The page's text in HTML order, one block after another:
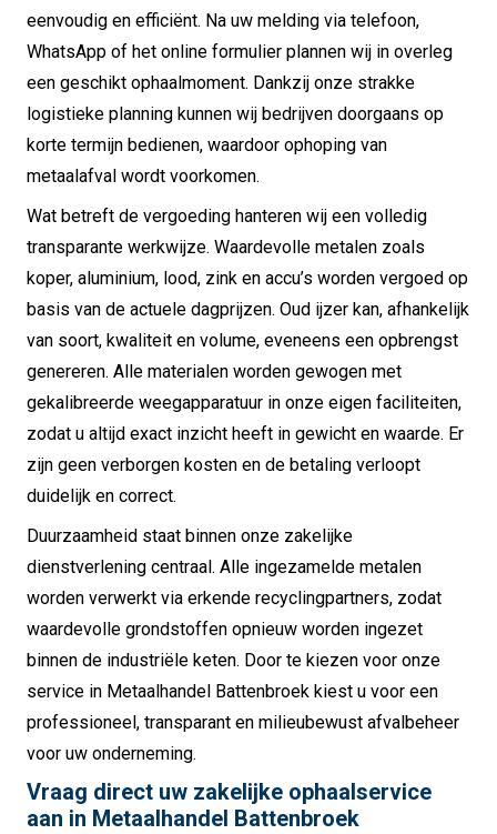
eenvoudig en efficiënt. Na uw melding via telefoon,
WhatsApp of het online formulier plannen wij in overleg
een geschikt ophaalmoment. Dankzij onze strakke
logistieke planning kunnen wij bedrijven doorgaans op
korte termijn bedienen, waardoor ophoping van
metaalafval wordt voorkomen.
Wat betreft de vergoeding hanteren wij een volledig
transparante werkwijze. Waardevolle metalen zoals
koper, aluminium, lood, zink en accu’s worden vergoed op
basis van de actuele dagprijzen. Oud ijzer kan, afhankelijk
van soort, kwaliteit en volume, eveneens een opbrengst
genereren. Alle materialen worden gewogen met
gekalibreerde weegapparatuur in onze eigen faciliteiten,
zodat u altijd exact inzicht heeft in gewicht en waarde. Er
zijn geen verborgen kosten en de betaling verloopt
duidelijk en correct.
Duurzaamheid staat binnen onze zakelijke
dienstverlening centraal. Alle ingezamelde metalen
worden verwerkt via erkende recyclingpartners, zodat
waardevolle grondstoffen opnieuw worden ingezet
binnen de industriële keten. Door te kiezen voor onze
service in Metaalhandel Battenbroek kiest u voor een
professioneel, transparant en milieubewust afvalbeheer
voor uw onderneming.
Vraag direct uw zakelijke ophaalservice
aan in Metaalhandel Battenbroek